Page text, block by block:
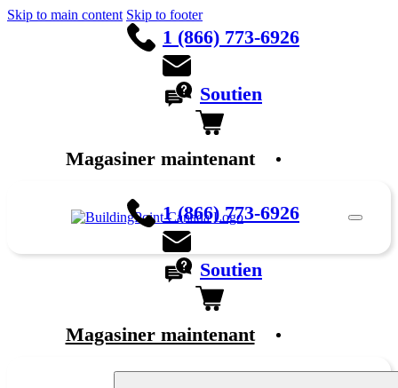
Skip to main content Skip to footer
1 (866) 773-6926
Soutien
Magasiner maintenant
1 (866) 773-6926
Soutien
Magasiner maintenant